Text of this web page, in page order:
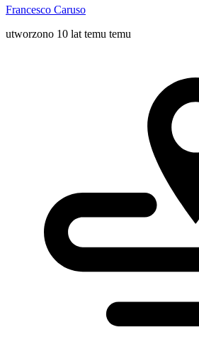
Francesco Caruso
utworzono 10 lat temu temu